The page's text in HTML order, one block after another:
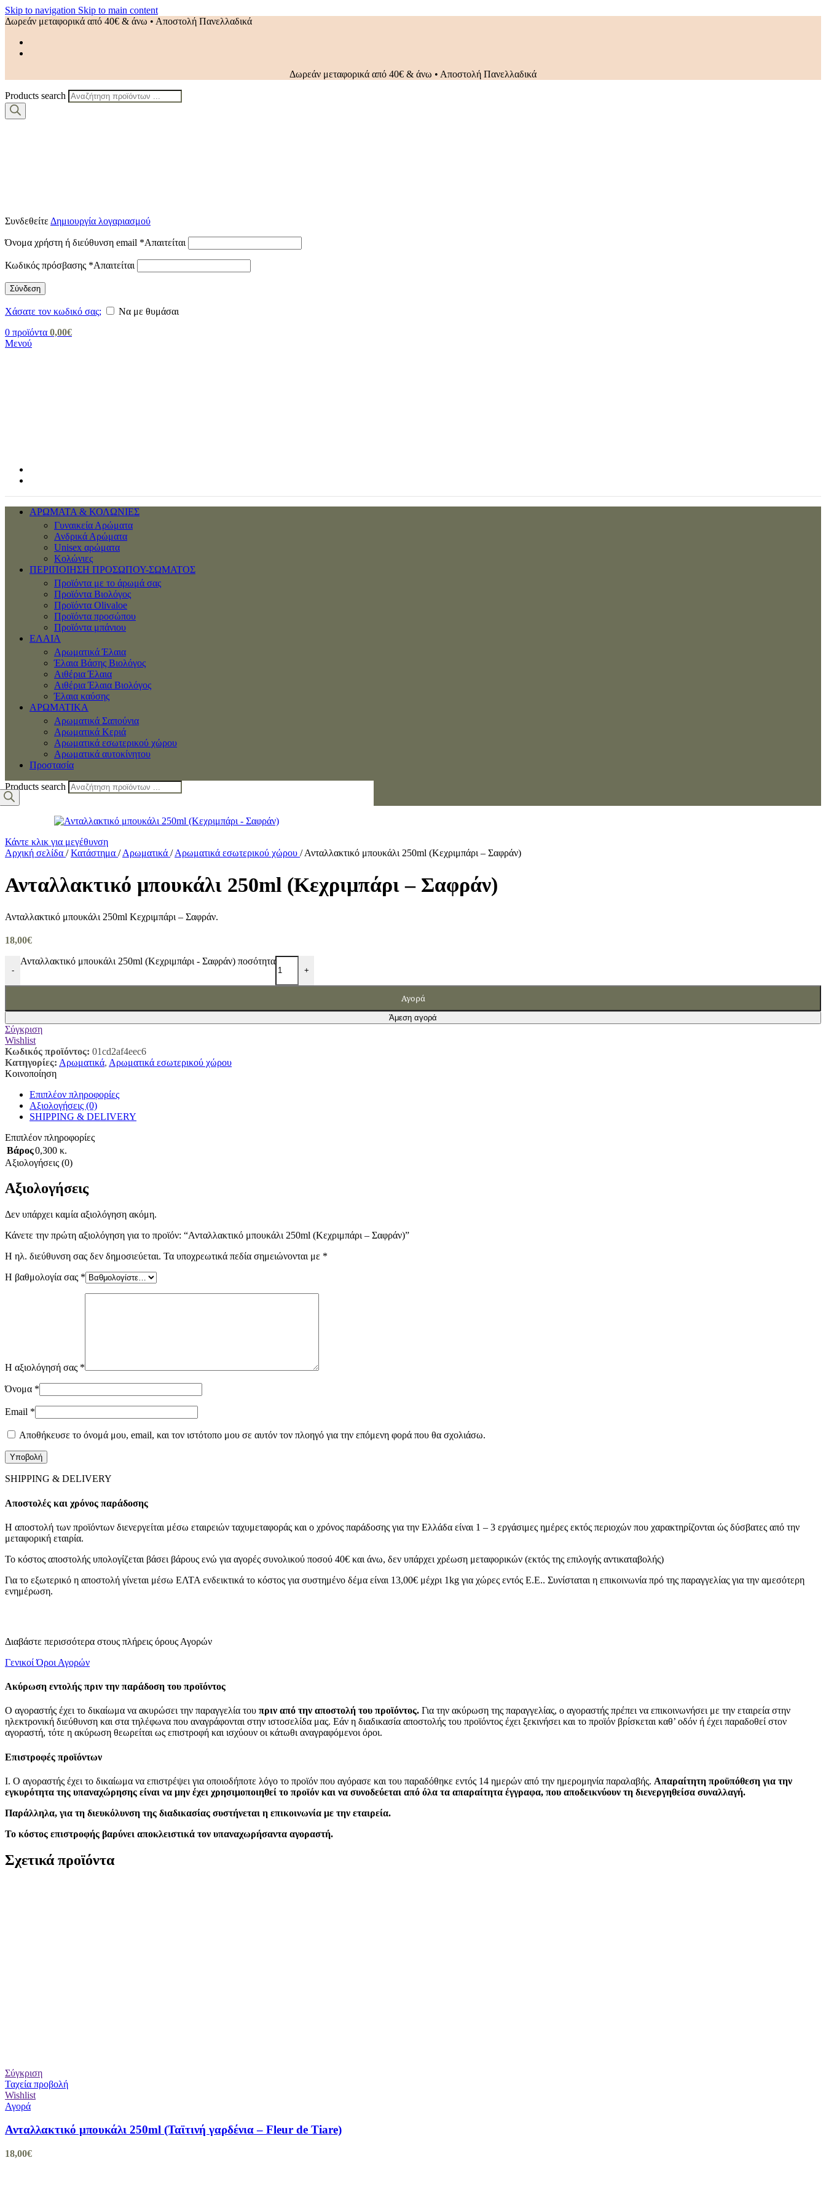
Skip to navigation Skip to main content
Δωρεάν μεταφορικά από 40€ & άνω • Αποστολή Πανελλαδικά
Δωρεάν μεταφορικά από 40€ & άνω • Αποστολή Πανελλαδικά
Products search
Συνδεθείτε Δημιουργία λογαριασμού
Όνομα χρήστη ή διεύθυνση email *Απαιτείται
Κωδικός πρόσβασης *Απαιτείται
Σύνδεση
Χάσατε τον κωδικό σας;
Να με θυμάσαι
0 προϊόντα 0,00€
Μενού
ΑΡΩΜΑΤΑ & ΚΟΛΩΝΙΕΣ
Γυναικεία Αρώματα
Ανδρικά Αρώματα
Unisex αρώματα
Κολώνιες
ΠΕΡΙΠΟΙΗΣΗ ΠΡΟΣΩΠΟΥ-ΣΩΜΑΤΟΣ
Προϊόντα με το άρωμά σας
Προϊόντα Βιολόγος
Προϊόντα Olivaloe
Προϊόντα προσώπου
Προϊόντα μπάνιου
ΕΛΑΙΑ
Αρωματικά Έλαια
Έλαια Βάσης Βιολόγος
Αιθέρια Έλαια
Αιθέρια Έλαια Βιολόγος
Έλαια καύσης
ΑΡΩΜΑΤΙΚΑ
Αρωματικά Σαπούνια
Αρωματικά Κεριά
Αρωματικά εσωτερικού χώρου
Αρωματικά αυτοκίνητου
Προστασία
Products search
Κάντε κλικ για μεγέθυνση
Αρχική σελίδα / Κατάστημα / Αρωματικά / Αρωματικά εσωτερικού χώρου / Ανταλλακτικό μπουκάλι 250ml (Κεχριμπάρι – Σαφράν)
Ανταλλακτικό μπουκάλι 250ml (Κεχριμπάρι – Σαφράν)
Ανταλλακτικό μπουκάλι 250ml Κεχριμπάρι – Σαφράν.
18,00€
-
Ανταλλακτικό μπουκάλι 250ml (Κεχριμπάρι - Σαφράν) ποσότητα
+
Αγορά
Άμεση αγορά
Σύγκριση
Wishlist
Κωδικός προϊόντος: 01cd2af4eec6
Κατηγορίες: Αρωματικά, Αρωματικά εσωτερικού χώρου
Κοινοποίηση
Επιπλέον πληροφορίες
Αξιολογήσεις (0)
SHIPPING & DELIVERY
Επιπλέον πληροφορίες
Βάρος0,300 κ.
Αξιολογήσεις (0)
Αξιολογήσεις
Δεν υπάρχει καμία αξιολόγηση ακόμη.
Κάνετε την πρώτη αξιολόγηση για το προϊόν: “Ανταλλακτικό μπουκάλι 250ml (Κεχριμπάρι – Σαφράν)”
Η ηλ. διεύθυνση σας δεν δημοσιεύεται. Τα υποχρεωτικά πεδία σημειώνονται με *
Η βαθμολογία σας *
Η αξιολόγησή σας *
Όνομα *
Email *
Αποθήκευσε το όνομά μου, email, και τον ιστότοπο μου σε αυτόν τον πλοηγό για την επόμενη φορά που θα σχολιάσω.
SHIPPING & DELIVERY
Αποστολές και χρόνος παράδοσης
Η αποστολή των προϊόντων διενεργείται μέσω εταιρειών ταχυμεταφοράς και ο χρόνος παράδοσης για την Ελλάδα είναι 1 – 3 εργάσιμες ημέρες εκτός περιοχών που χαρακτηρίζονται ώς δύσβατες από την
μεταφορική εταιρία.
Το κόστος αποστολής υπολογίζεται βάσει βάρους ενώ για αγορές συνολικού ποσού 40€ και άνω, δεν υπάρχει χρέωση μεταφορικών (εκτός της επιλογής αντικαταβολής)
Για το εξωτερικό η αποστολή γίνεται μέσω ΕΛΤΑ ενδεικτικά το κόστος για συστημένο δέμα είναι 13,00€ μέχρι 1kg για χώρες εντός Ε.Ε.. Συνίσταται η επικοινωνία πρό της παραγγελίας για την αμεσότερη
ενημέρωση.
Διαβάστε περισσότερα στους πλήρεις όρους Αγορών
Γενικοί Όροι Αγορών
Ακύρωση εντολής πριν την παράδοση του προϊόντος
Ο αγοραστής έχει το δικαίωμα να ακυρώσει την παραγγελία του πριν από την αποστολή του προϊόντος. Για την ακύρωση της παραγγελίας, ο αγοραστής πρέπει να επικοινωνήσει με την εταιρεία στην
ηλεκτρονική διεύθυνση και στα τηλέφωνα που αναγράφονται στην ιστοσελίδα μας. Εάν η διαδικασία αποστολής του προϊόντος έχει ξεκινήσει και το προϊόν βρίσκεται καθ’ οδόν ή έχει παραδοθεί στον
αγοραστή, τότε η ακύρωση θεωρείται ως επιστροφή και ισχύουν οι κάτωθι αναγραφόμενοι όροι.
Επιστροφές προϊόντων
Ι. Ο αγοραστής έχει το δικαίωμα να επιστρέψει για οποιοδήποτε λόγο το προϊόν που αγόρασε και του παραδόθηκε εντός 14 ημερών από την ημερομηνία παραλαβής. Απαραίτητη προϋπόθεση για την
εγκυρότητα της υπαναχώρησης είναι να μην έχει χρησιμοποιηθεί το προϊόν και να συνοδεύεται από όλα τα απαραίτητα έγγραφα, που αποδεικνύουν τη διενεργηθείσα συναλλαγή.
Παράλληλα, για τη διευκόλυνση της διαδικασίας συστήνεται η επικοινωνία με την εταιρεία.
Το κόστος επιστροφής βαρύνει αποκλειστικά τον υπαναχωρήσαντα αγοραστή.
Σχετικά προϊόντα
Σύγκριση
Ταχεία προβολή
Wishlist
Αγορά
Ανταλλακτικό μπουκάλι 250ml (Ταϊτινή γαρδένια – Fleur de Tiare)
18,00€